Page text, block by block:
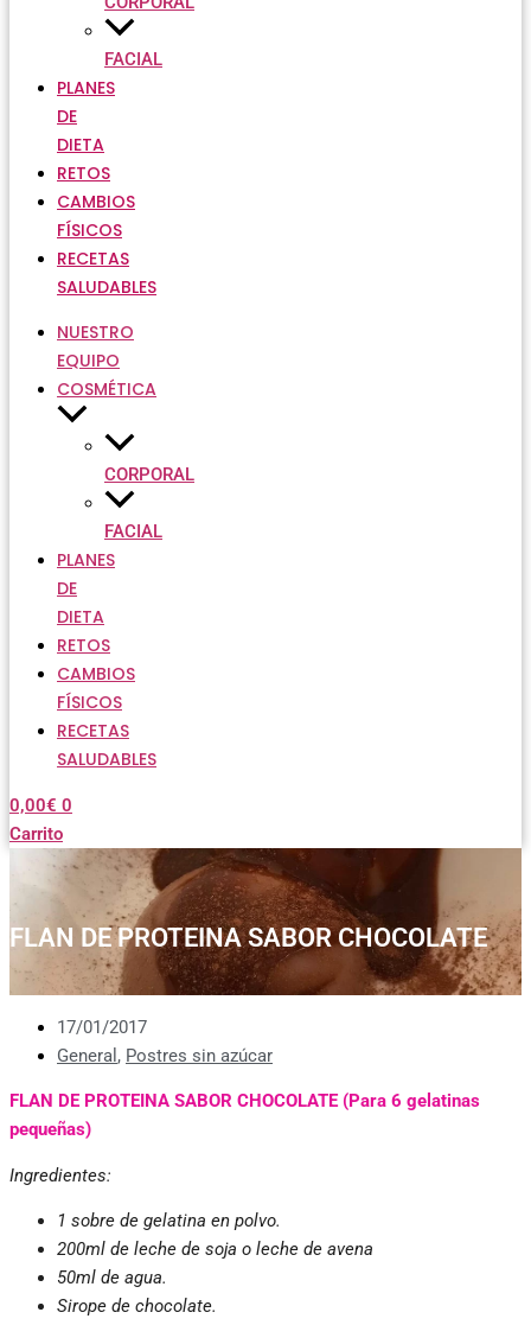
FACIAL
PLANES
DE
DIETA
RETOS
CAMBIOS
FÍSICOS
RECETAS
SALUDABLES
NUESTRO
EQUIPO
COSMÉTICA
CORPORAL
FACIAL
PLANES
DE
DIETA
RETOS
CAMBIOS
FÍSICOS
RECETAS
SALUDABLES
0,00€ 0
Carrito
FLAN DE PROTEINA SABOR CHOCOLATE
17/01/2017
General , Postres sin azúcar
FLAN DE PROTEINA SABOR CHOCOLATE (Para 6 gelatinas
pequeñas)
Ingredientes:
1 sobre de gelatina en polvo.
200ml de leche de soja o leche de avena
50ml de agua.
Sirope de chocolate.